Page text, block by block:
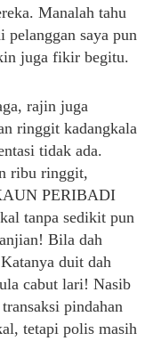
Manalah tahu
pelanggan saya pun
juga fikir begitu.
rajin juga
ringgit kadangkala
tidak ada.
ribu ringgit,
PERIBADI
tanpa sedikit pun
Bila dah
duit dah
cabut lari! Nasib
pindahan
tetapi polis masih